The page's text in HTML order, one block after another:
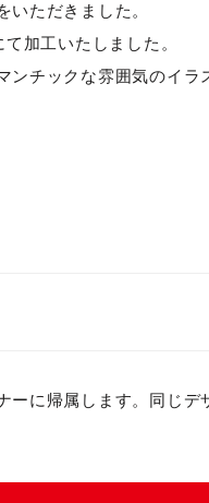
ただきました。
加工いたしました。
チックな雰囲気のイラ
ーに帰属します。同じデ